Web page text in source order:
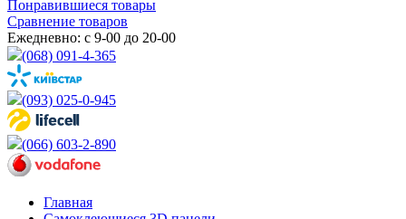
Понравившиеся товары
Сравнение товаров
Ежедневно: с 9-00 до 20-00
(068) 091-4-365
(093) 025-0-945
(066) 603-2-890
Главная